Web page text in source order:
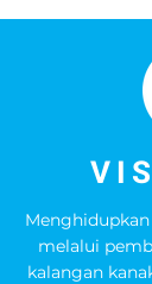
melalui
kalangan